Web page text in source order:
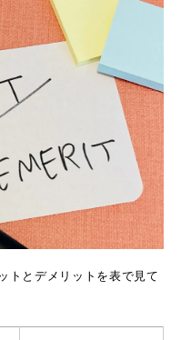
トとデメリットを表で見て